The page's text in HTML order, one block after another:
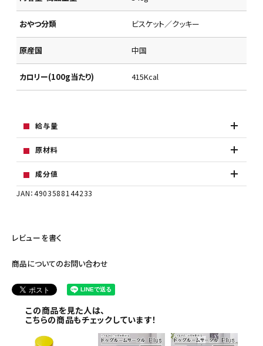
おやつ分類 ビスケット／クッキー
原産国 中国
カロリー(100g当たり) 415Kcal
給与量
原材料
成分値
JAN：4903588144233
レビューを書く
商品についてのお問い合わせ
この商品を見た人は、
こちらの商品もチェックしています！